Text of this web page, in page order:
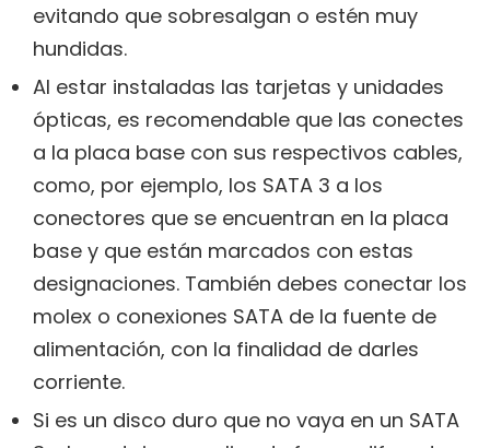
evitando que sobresalgan o estén muy
hundidas.
Al estar instaladas las tarjetas y unidades
ópticas, es recomendable que las conectes
a la placa base con sus respectivos cables,
como, por ejemplo, los SATA 3 a los
conectores que se encuentran en la placa
base y que están marcados con estas
designaciones. También debes conectar los
molex o conexiones SATA de la fuente de
alimentación, con la finalidad de darles
corriente.
Si es un disco duro que no vaya en un SATA